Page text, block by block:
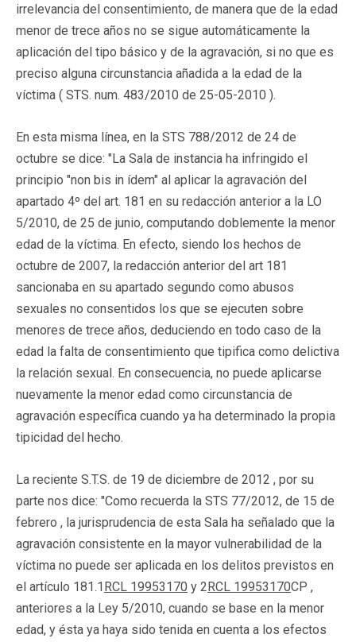
irrelevancia del consentimiento, de manera que de la edad
menor de trece años no se sigue automáticamente la
aplicación del tipo básico y de la agravación, si no que es
preciso alguna circunstancia añadida a la edad de la
víctima ( STS. num. 483/2010 de 25-05-2010 ).
En esta misma línea, en la STS 788/2012 de 24 de
octubre se dice: "La Sala de instancia ha infringido el
principio "non bis in ídem" al aplicar la agravación del
apartado 4º del art. 181 en su redacción anterior a la LO
5/2010, de 25 de junio, computando doblemente la menor
edad de la víctima. En efecto, siendo los hechos de
octubre de 2007, la redacción anterior del art 181
sancionaba en su apartado segundo como abusos
sexuales no consentidos los que se ejecuten sobre
menores de trece años, deduciendo en todo caso de la
edad la falta de consentimiento que tipifica como delictiva
la relación sexual. En consecuencia, no puede aplicarse
nuevamente la menor edad como circunstancia de
agravación específica cuando ya ha determinado la propia
tipicidad del hecho.
La reciente S.T.S. de 19 de diciembre de 2012 , por su
parte nos dice: "Como recuerda la STS 77/2012, de 15 de
febrero , la jurisprudencia de esta Sala ha señalado que la
agravación consistente en la mayor vulnerabilidad de la
víctima no puede ser aplicada en los delitos previstos en
el artículo 181.1RCL 19953170 y 2RCL 19953170CP ,
anteriores a la Ley 5/2010, cuando se base en la menor
edad, y ésta ya haya sido tenida en cuenta a los efectos